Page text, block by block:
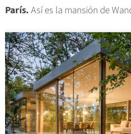
París.Así es la mansión de